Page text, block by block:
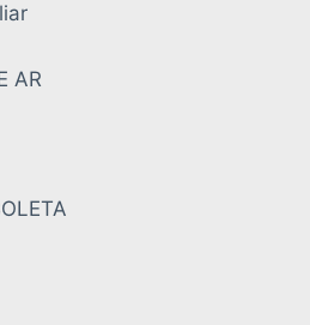
AR